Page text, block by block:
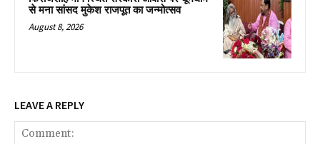
से मना सांसद मुकेश राजपूत का जन्मोत्सव
August 8, 2026
LEAVE A REPLY